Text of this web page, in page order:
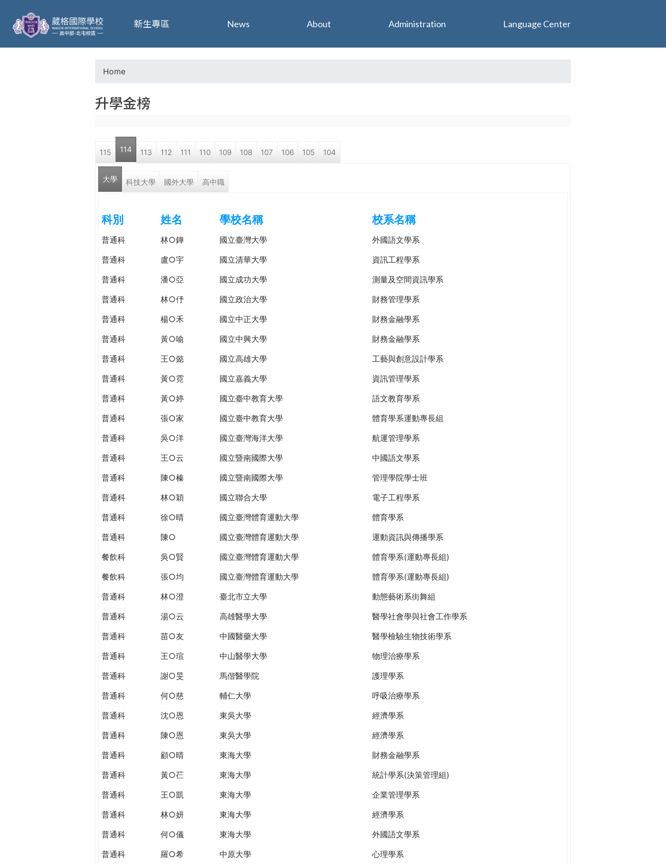
葳
格
o
a
r
e
r
e
Home
升學金榜
115 114 113 112 111 110 109 108 107 106 105 104
大學 科技大學 國外大學 高中職
科別 姓名 學校名稱 校系名稱
普通科 林○鏵 國立臺灣大學
外國語文學系
普通科
盧○宇 國立清華大學
資訊工程學系
普通科
潘○亞 國立成功大學
測量及空間資訊學系
普通科
林○伃 國立政治大學
財務管理學系
普通科
楊○禾 國立中正大學
財務金融學系
普通科
黃○喻 國立中興大學
財務金融學系
普通科
王○懿 國立高雄大學
工藝與創意設計學系
普通科
黃○霓 國立嘉義大學
資訊管理學系
普通科
黃○婷 國立臺中教育大學
語文教育學系
普通科
張○家 國立臺中教育大學
體育學系運動專長組
普通科
吳○洋 國立臺灣海洋大學
航運管理學系
普通科
王○云 國立暨南國際大學
中國語文學系
普通科
陳○榛 國立暨南國際大學
管理學院學士班
普通科
林○穎 國立聯合大學
電子工程學系
普通科
徐○晴 國立臺灣體育運動大學
體育學系
普通科
陳○ 國立臺灣體育運動大學
運動資訊與傳播學系
餐飲科
吳○賢 國立臺灣體育運動大學
體育學系(運動專長組)
餐飲科
張○均 國立臺灣體育運動大學
體育學系(運動專長組)
普通科
林○澄 臺北市立大學
動態藝術系街舞組
普通科
湯○云 高雄醫學大學
醫學社會學與社會工作學系
普通科
苗○友 中國醫藥大學
醫學檢驗生物技術學系
普通科
王○瑄 中山醫學大學
物理治療學系
普通科
謝○旻 馬偕醫學院
護理學系
普通科
何○慈 輔仁大學
呼吸治療學系
普通科
沈○恩 東吳大學
經濟學系
普通科
陳○恩 東吳大學
經濟學系
普通科
顧○晴 東海大學
財務金融學系
普通科
黃○芢 東海大學
統計學系(決策管理組)
普通科
王○凱 東海大學
企業管理學系
普通科
林○妍 東海大學
經濟學系
普通科
何○儀 東海大學
外國語文學系
普通科
羅○希 中原大學
心理學系
新生專區 News About Administration Language Center